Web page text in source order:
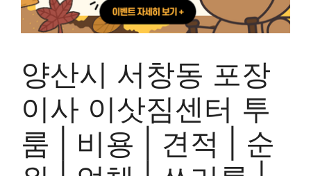
양산시 서창동 포장
이사 이삿짐센터 투
룸 | 비용 | 견적 | 순